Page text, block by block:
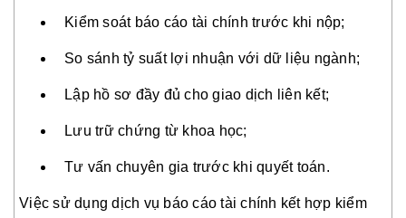
Kiểm soát báo cáo tài chính trước khi nộp;
So sánh tỷ suất lợi nhuận với dữ liệu ngành;
Lập hồ sơ đầy đủ cho giao dịch liên kết;
Lưu trữ chứng từ khoa học;
Tư vấn chuyên gia trước khi quyết toán.
Việc sử dụng dịch vụ báo cáo tài chính kết hợp kiểm